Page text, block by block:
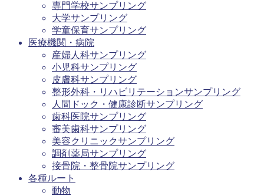
専門学校サンプリング
大学サンプリング
学童保育サンプリング
医療機関・病院
産婦人科サンプリング
小児科サンプリング
皮膚科サンプリング
整形外科・リハビリテーションサンプリング
人間ドック・健康診断サンプリング
歯科医院サンプリング
審美歯科サンプリング
美容クリニックサンプリング
調剤薬局サンプリング
接骨院・整骨院サンプリング
各種ルート
動物